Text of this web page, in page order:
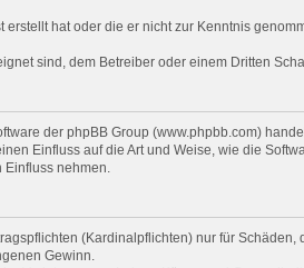
hat oder die er nicht zur Kenntnis
sind, dem Betreiber oder einem Dritten
der phpBB Group (www.phpbb.com)
Einfluss auf die Art und Weise, wie die
Einfluss nehmen.
(Kardinalpflichten) nur für Schäden,
Gewinn.